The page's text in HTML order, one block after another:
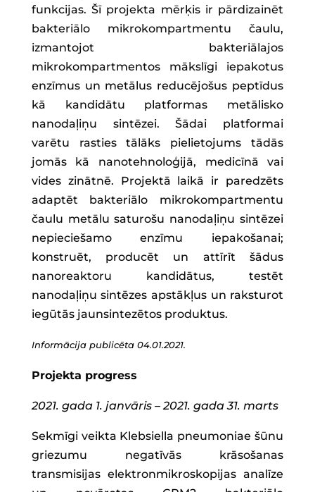
funkcijas. Šī projekta mērķis ir pārdizainēt
bakteriālo mikrokompartmentu čaulu,
izmantojot bakteriālajos
mikrokompartmentos mākslīgi iepakotus
enzīmus un metālus reducējošus peptīdus
kā kandidātu platformas metālisko
nanodaļiņu sintēzei. Šādai platformai
varētu rasties tālāks pielietojums tādās
jomās kā nanotehnoloģijā, medicīnā vai
vides zinātnē. Projektā laikā ir paredzēts
adaptēt bakteriālo mikrokompartmentu
čaulu metālu saturošu nanodaļiņu sintēzei
nepieciešamo enzīmu iepakošanai;
konstruēt, producēt un attīrīt šādus
nanoreaktoru kandidātus, testēt
nanodaļiņu sintēzes apstākļus un raksturot
iegūtās jaunsintezētos produktus.
Informācija publicēta 04.01.2021.
Projekta progress
2021. gada 1. janvāris – 2021. gada 31. marts
Sekmīgi veikta Klebsiella pneumoniae šūnu
griezumu negatīvās krāsošanas
transmisijas elektronmikroskopijas analīze